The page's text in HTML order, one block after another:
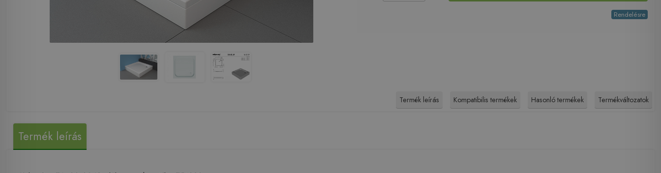
Rendelésre
Termék leírás Kompatibilis termékek Hasonló termékek Termékváltozatok
Termék leírás